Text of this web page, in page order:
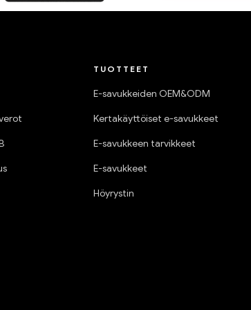
TUOTTEET
E-savukkeiden OEM&ODM
Kertakäyttöiset e-savukkeet
E-savukkeen tarvikkeet
E-savukkeet
Höyrystin